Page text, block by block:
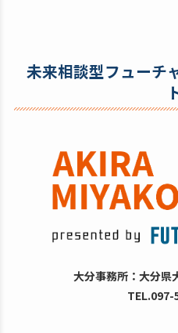
未来相談型フューチ
大分事務所：大分県
TEL.097-